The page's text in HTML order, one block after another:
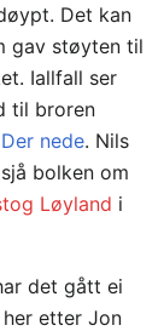
Det kan
gav støyten til
Iallfall ser
til broren
nede. Nils
bolken om
Løyland i
det gått ei
etter Jon